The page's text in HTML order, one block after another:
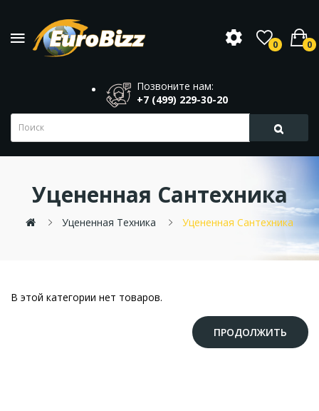
0 0
Позвоните нам:
+7 (499) 229-30-20
Уцененная Сантехника
Уцененная Техника Уцененная Сантехника
В этой категории нет товаров.
ПРОДОЛЖИТЬ